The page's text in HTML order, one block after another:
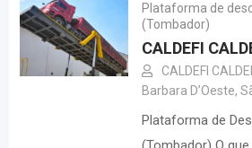
Plataforma de
(Tombador)
CALDEFI
CALDEFI
Barbara D’Oeste,
Plataforma de